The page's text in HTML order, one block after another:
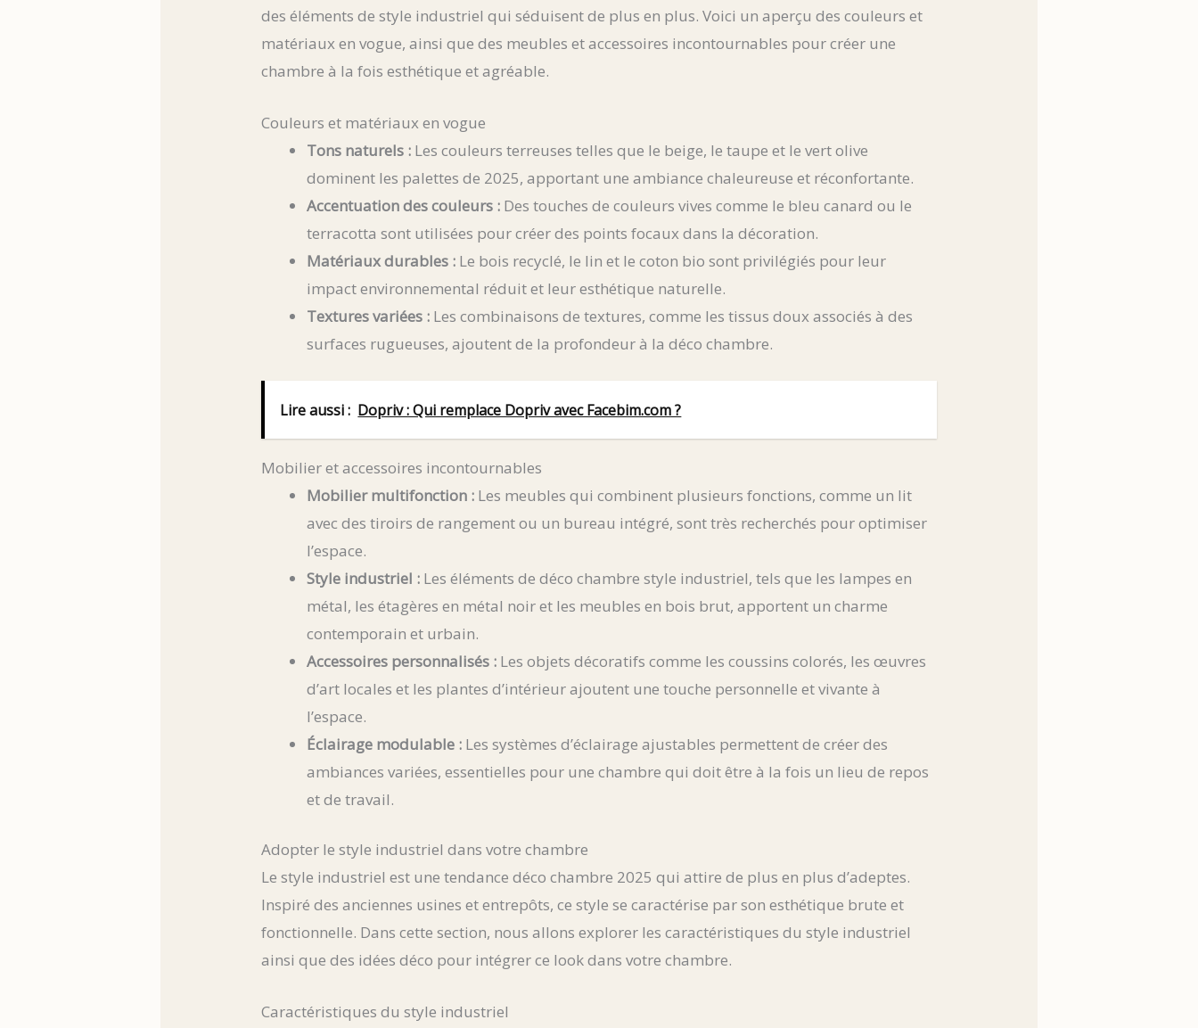
des éléments de style industriel qui séduisent de plus en plus. Voici un aperçu des couleurs et
matériaux en vogue, ainsi que des meubles et accessoires incontournables pour créer une
chambre à la fois esthétique et agréable.
Couleurs et matériaux en vogue
Tons naturels : Les couleurs terreuses telles que le beige, le taupe et le vert olive
dominent les palettes de 2025, apportant une ambiance chaleureuse et réconfortante.
Accentuation des couleurs : Des touches de couleurs vives comme le bleu canard ou le
terracotta sont utilisées pour créer des points focaux dans la décoration.
Matériaux durables : Le bois recyclé, le lin et le coton bio sont privilégiés pour leur
impact environnemental réduit et leur esthétique naturelle.
Textures variées : Les combinaisons de textures, comme les tissus doux associés à des
surfaces rugueuses, ajoutent de la profondeur à la déco chambre.
Lire aussi : Dopriv : Qui remplace Dopriv avec Facebim.com ?
Mobilier et accessoires incontournables
Mobilier multifonction : Les meubles qui combinent plusieurs fonctions, comme un lit
avec des tiroirs de rangement ou un bureau intégré, sont très recherchés pour optimiser
l’espace.
Style industriel : Les éléments de déco chambre style industriel, tels que les lampes en
métal, les étagères en métal noir et les meubles en bois brut, apportent un charme
contemporain et urbain.
Accessoires personnalisés : Les objets décoratifs comme les coussins colorés, les œuvres
d’art locales et les plantes d’intérieur ajoutent une touche personnelle et vivante à
l’espace.
Éclairage modulable : Les systèmes d’éclairage ajustables permettent de créer des
ambiances variées, essentielles pour une chambre qui doit être à la fois un lieu de repos
et de travail.
Adopter le style industriel dans votre chambre
Le style industriel est une tendance déco chambre 2025 qui attire de plus en plus d’adeptes.
Inspiré des anciennes usines et entrepôts, ce style se caractérise par son esthétique brute et
fonctionnelle. Dans cette section, nous allons explorer les caractéristiques du style industriel
ainsi que des idées déco pour intégrer ce look dans votre chambre.
Caractéristiques du style industriel